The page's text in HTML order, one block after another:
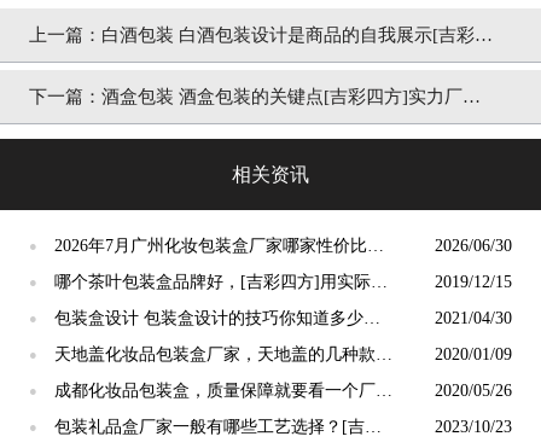
上一篇： 白酒包装 白酒包装设计是商品的自我展示[吉彩四
方]包装设计定制印刷厂家
下一篇： 酒盒包装 酒盒包装的关键点[吉彩四方]实力厂家
相关资讯
●
2026年7月广州化妆包装盒厂家哪家性价比
高？质优价低源头工厂推荐
2026/06/30
●
哪个茶叶包装盒品牌好，[吉彩四方]用实际案
例来让客户知晓
2019/12/15
●
包装盒设计 包装盒设计的技巧你知道多少
呢/[吉彩四方]包装定制厂家
2021/04/30
●
天地盖化妆品包装盒厂家，天地盖的几种款式
盒型[吉彩四方]
2020/01/09
●
成都化妆品包装盒，质量保障就要看一个厂家
的客户群[吉彩四方]
2020/05/26
● 包装礼品盒厂家一般有哪些工艺选择？[吉彩 2023/10/23